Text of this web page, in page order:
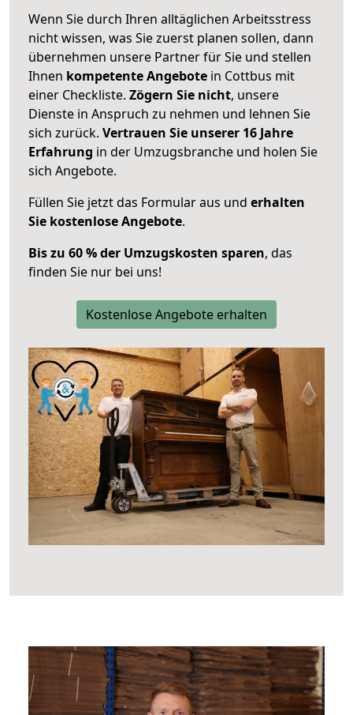
Wenn Sie durch Ihren alltäglichen Arbeitsstress
nicht wissen, was Sie zuerst planen sollen, dann
übernehmen unsere Partner für Sie und stellen
Ihnen kompetente Angebote in Cottbus mit
einer Checkliste. Zögern Sie nicht, unsere
Dienste in Anspruch zu nehmen und lehnen Sie
sich zurück. Vertrauen Sie unserer 16 Jahre
Erfahrung in der Umzugsbranche und holen Sie
sich Angebote.
Füllen Sie jetzt das Formular aus und erhalten
Sie kostenlose Angebote.
Bis zu 60 % der Umzugskosten sparen, das
finden Sie nur bei uns!
Kostenlose Angebote erhalten